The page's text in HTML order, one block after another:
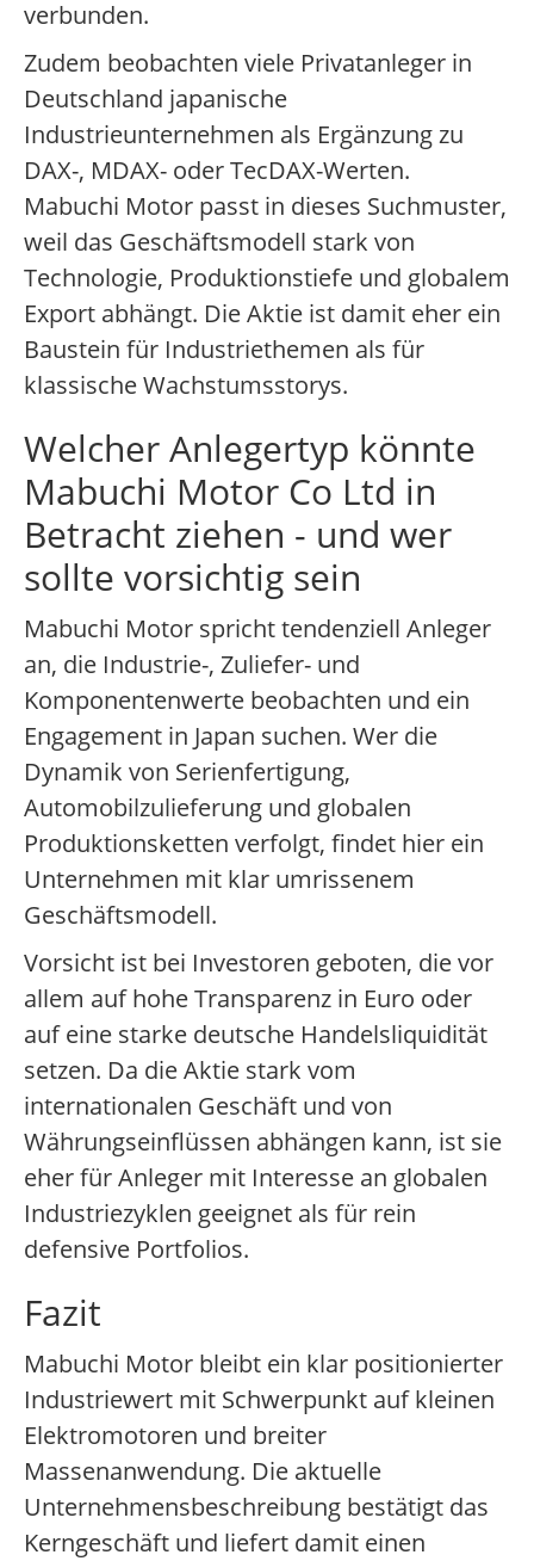
verbunden.
Zudem beobachten viele Privatanleger in
Deutschland japanische
Industrieunternehmen als Ergänzung zu
DAX-, MDAX- oder TecDAX-Werten.
Mabuchi Motor passt in dieses Suchmuster,
weil das Geschäftsmodell stark von
Technologie, Produktionstiefe und globalem
Export abhängt. Die Aktie ist damit eher ein
Baustein für Industriethemen als für
klassische Wachstumsstorys.
Welcher Anlegertyp könnte
Mabuchi Motor Co Ltd in
Betracht ziehen - und wer
sollte vorsichtig sein
Mabuchi Motor spricht tendenziell Anleger
an, die Industrie-, Zuliefer- und
Komponentenwerte beobachten und ein
Engagement in Japan suchen. Wer die
Dynamik von Serienfertigung,
Automobilzulieferung und globalen
Produktionsketten verfolgt, findet hier ein
Unternehmen mit klar umrissenem
Geschäftsmodell.
Vorsicht ist bei Investoren geboten, die vor
allem auf hohe Transparenz in Euro oder
auf eine starke deutsche Handelsliquidität
setzen. Da die Aktie stark vom
internationalen Geschäft und von
Währungseinflüssen abhängen kann, ist sie
eher für Anleger mit Interesse an globalen
Industriezyklen geeignet als für rein
defensive Portfolios.
Fazit
Mabuchi Motor bleibt ein klar positionierter
Industriewert mit Schwerpunkt auf kleinen
Elektromotoren und breiter
Massenanwendung. Die aktuelle
Unternehmensbeschreibung bestätigt das
Kerngeschäft und liefert damit einen